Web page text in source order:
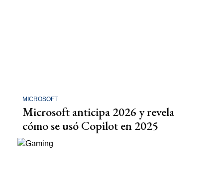
MICROSOFT
Microsoft anticipa 2026 y revela
cómo se usó Copilot en 2025